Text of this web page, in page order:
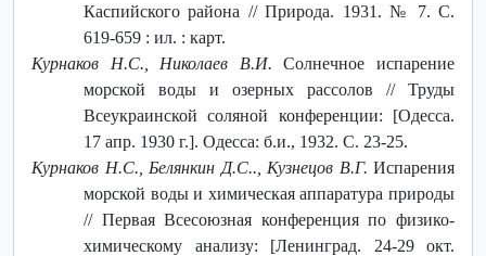
Каспийского района // Природа. 1931. № 7. С.
619-659 : ил. : карт.
Курнаков Н.С., Николаев В.И. Солнечное испарение
морской воды и озерных рассолов // Труды
Всеукраинской соляной конференции: [Одесса.
17 апр. 1930 г.]. Одесса: б.и., 1932. С. 23-25.
Курнаков Н.С., Белянкин Д.С.., Кузнецов В.Г. Испарения
морской воды и химическая аппаратура природы
// Первая Всесоюзная конференция по физико-
химическому анализу: [Ленинград. 24-29 окт.